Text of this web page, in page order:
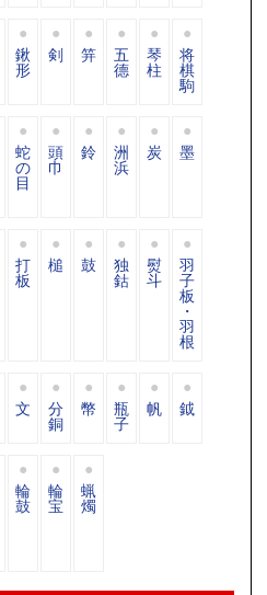
鍬
形
剣 笄 五
德
琴
柱
将
棋
駒
蛇
の
目
頭
巾
鈴 洲
浜
炭 墨
打
板
槌 鼓 独
鈷
熨
斗
羽
子
板
・
羽
根
文 分
銅
幣 瓶
子
帆 鉞
輪
鼓
輪
宝
蝋
燭